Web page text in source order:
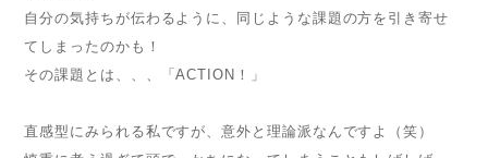
自分の気持ちが伝わるように、同じような課題の方を引き寄せ
てしまったのかも！
その課題とは、、、「ACTION！」
直感型にみられる私ですが、意外と理論派なんですよ（笑）